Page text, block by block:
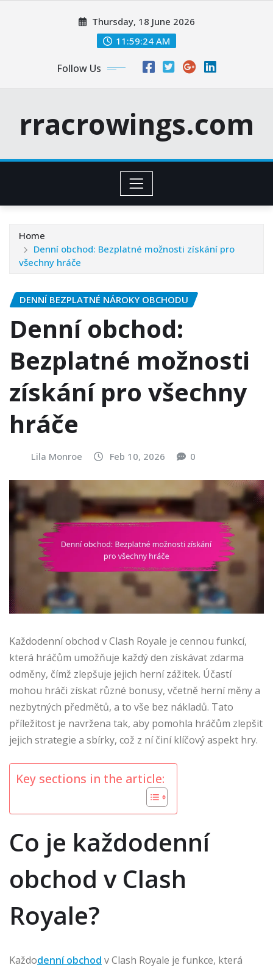
Thursday, 18 June 2026
11:59:26 AM
Follow Us
rracrowings.com
Home
Denní obchod: Bezplatné možnosti získání pro
všechny hráče
DENNÍ BEZPLATNÉ NÁROKY OBCHODU
Denní obchod:
Bezplatné možnosti
získání pro všechny
hráče
Lila Monroe Feb 10, 2026 0
Každodenní obchod v Clash Royale je cennou funkcí,
která hráčům umožňuje každý den získávat zdarma
odměny, čímž zlepšuje jejich herní zážitek. Účastí
mohou hráči získat různé bonusy, včetně herní měny a
nezbytných předmětů, a to vše bez nákladů. Tato
příležitost je navržena tak, aby pomohla hráčům zlepšit
jejich strategie a sbírky, což z ní činí klíčový aspekt hry.
Key sections in the article:
Co je každodenní
obchod v Clash
Royale?
Každodenní obchod v Clash Royale je funkce, která